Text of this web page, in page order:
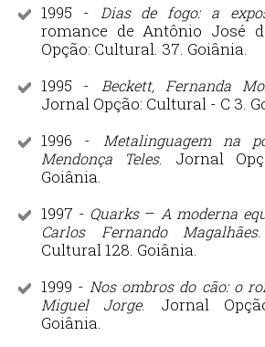
1995 -
Dias de fogo: a
romance de Antônio José
Opção: Cultural. 37. Goiânia.
1995 -
Beckett, Fernanda
Jornal Opção: Cultural - C 3.
1996 -
Metalinguagem na
Mendonça Teles. Jornal
Goiânia.
1997 - Quarks– A moderna
Carlos Fernando Magalhães
Cultural 128. Goiânia.
1999 -Nos ombros do cão: o
Miguel Jorge. Jornal
Goiânia.